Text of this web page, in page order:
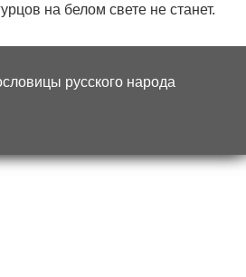
на белом свете не станет.
русского народа